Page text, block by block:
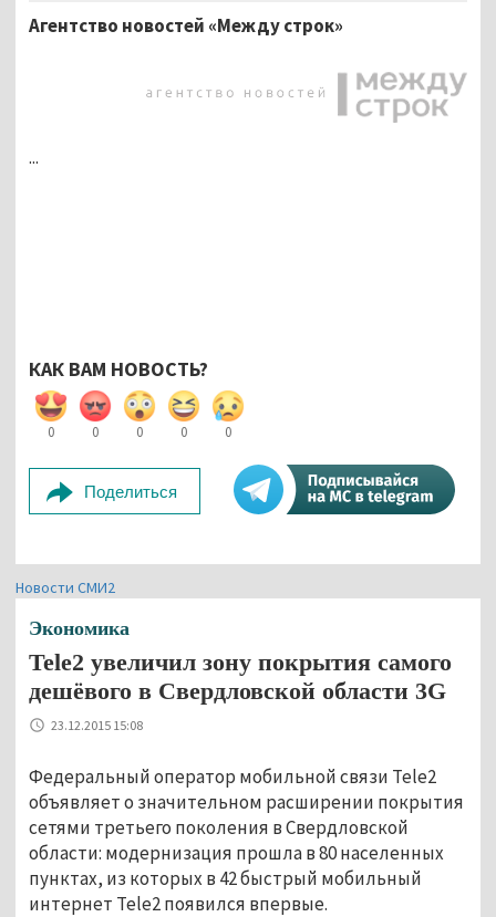
Агентство новостей «Между строк»
...
КАК ВАМ НОВОСТЬ?
0 0 0 0 0
Поделиться
Новости СМИ2
Экономика
Tele2 увеличил зону покрытия самого
дешёвого в Свердловской области 3G
23.12.2015 15:08
Федеральный оператор мобильной связи Tele2
объявляет о значительном расширении покрытия
сетями третьего поколения в Свердловской
области: модернизация прошла в 80 населенных
пунктах, из которых в 42 быстрый мобильный
интернет Tele2 появился впервые.